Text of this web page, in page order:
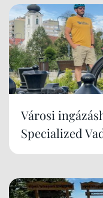
Városi
Specialized